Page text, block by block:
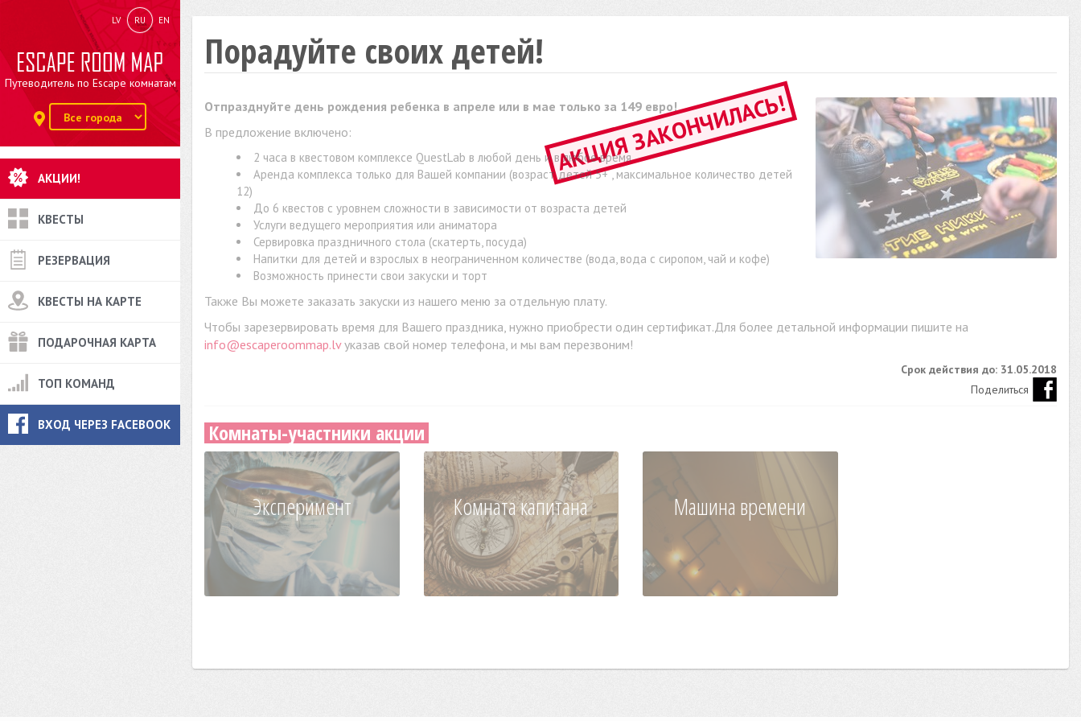
LV RU EN
Путеводитель по Escape комнатам
АКЦИИ!
КВЕСТЫ
РЕЗЕРВАЦИЯ
КВЕСТЫ НА КАРТЕ
ПОДАРОЧНАЯ КАРТА
ТОП КОМАНД
ВХОД ЧЕРЕЗ FACEBOOK
Порадуйте своих детей!
АКЦИЯ ЗАКОНЧИЛАСЬ!
Отпразднуйте день рождения ребенка в апреле или в мае только за 149 евро!
В предложение включено:
2 часа в квестовом комплексе QuestLab в любой день и в любое время
Аренда комплекса только для Вашей компании (возраст детей 5+ , максимальное количество детей
12)
До 6 квестов с уровнем сложности в зависимости от возраста детей
Услуги ведущего мероприятия или аниматора
Сервировка праздничного стола (скатерть, посуда)
Напитки для детей и взрослых в неограниченном количестве (вода, вода с сиропом, чай и кофе)
Возможность принести свои закуски и торт
Также Вы можете заказать закуски из нашего меню за отдельную плату.
Чтобы зарезервировать время для Вашего праздника, нужно приобрести один сертификат.Для более детальной информации пишите на
info@escaperoommap.lvуказав свой номер телефона, и мы вам перезвоним!
Срок действия до: 31.05.2018
Поделиться
Комнаты-участники акции
Эксперимент Комната капитана Машина времени